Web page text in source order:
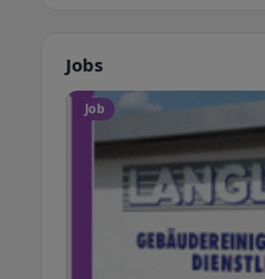
Jobs
Job